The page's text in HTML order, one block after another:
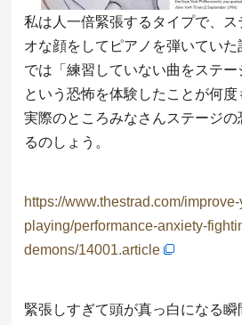
私は人一倍緊張するタイプで、
オな顔をしてピアノを弾いてい
では「練習していない曲をステー
という恐怖を体験したことが何
実際のところみなさんステージ
るのしょう。
https://www.thestrad.com/
playing/performance-anxiety-
demons/14001.article
緊張しすぎて頭が真っ白になる